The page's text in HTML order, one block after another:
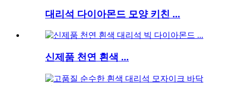
대리석 다이아몬드 모양 키친 ...
신제품 천연 흰색 ...